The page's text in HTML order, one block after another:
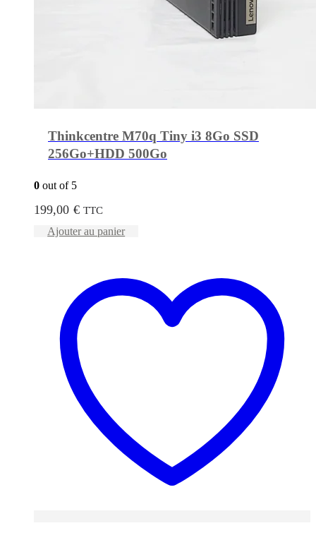
Thinkcentre M70q Tiny i3 8Go SSD
256Go+HDD 500Go
0 out of 5
199,00 € TTC
Ajouter au panier